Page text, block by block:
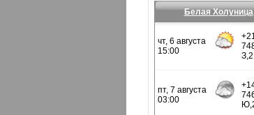
Белая Холуница